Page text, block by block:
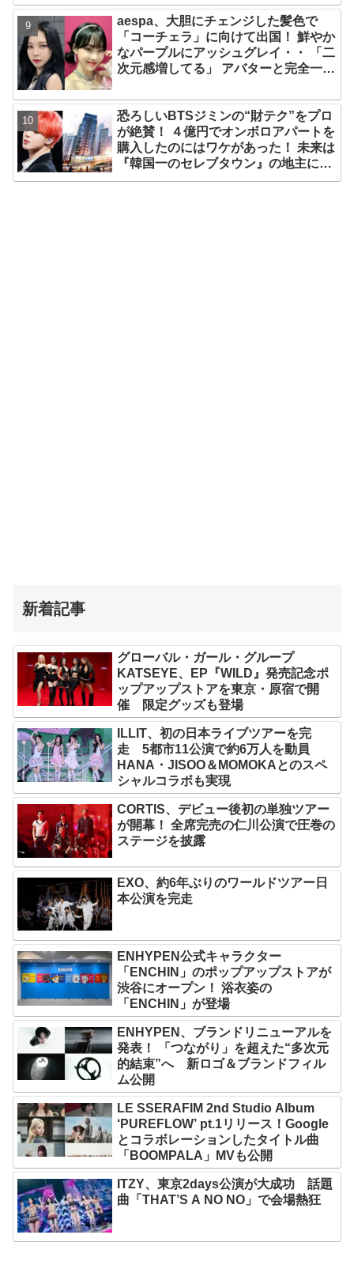
たちが時間がないと言っているのは全
部嘘」
aespa、大胆にチェンジした髪色で
「コーチェラ」に向けて出国！ 鮮やか
なパープルにアッシュグレイ・・ 「二
次元感増してる」 アバターと完全一致
恐ろしいBTSジミンの“財テク”をプロ
が絶賛！ ４億円でオンボロアパートを
購入したのにはワケがあった！ 未来は
『韓国一のセレブタウン』の地主にな
るってホント？
新着記事
グローバル・ガール・グループ
KATSEYE、EP『WILD』発売記念ポ
ップアップストアを東京・原宿で開
催 限定グッズも登場
ILLIT、初の日本ライブツアーを完
走 5都市11公演で約6万人を動員
HANA・JISOO＆MOMOKAとのスペ
シャルコラボも実現
CORTIS、デビュー後初の単独ツアー
が開幕！ 全席完売の仁川公演で圧巻の
ステージを披露
EXO、約6年ぶりのワールドツアー日
本公演を完走
ENHYPEN公式キャラクター
「ENCHIN」のポップアップストアが
渋谷にオープン！ 浴衣姿の
「ENCHIN」が登場
ENHYPEN、ブランドリニューアルを
発表！ 「つながり」を超えた“多次元
的結束”へ 新ロゴ＆ブランドフィル
ム公開
LE SSERAFIM 2nd Studio Album
‘PUREFLOW’ pt.1リリース！Google
とコラボレーションしたタイトル曲
「BOOMPALA」MVも公開
ITZY、東京2days公演が大成功 話題
曲「THAT’S A NO NO」で会場熱狂